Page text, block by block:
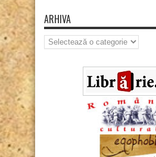
ARHIVA
Arhiva